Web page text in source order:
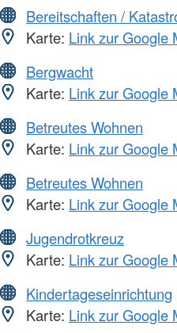
Bereitschaften /
Karte: Link zur Google
Bergwacht
Karte: Link zur Google
Betreutes Wohnen
Karte: Link zur Google
Betreutes Wohnen
Karte: Link zur Google
Jugendrotkreuz
Karte: Link zur Google
Kindertageseinrichtung
Karte: Link zur Google